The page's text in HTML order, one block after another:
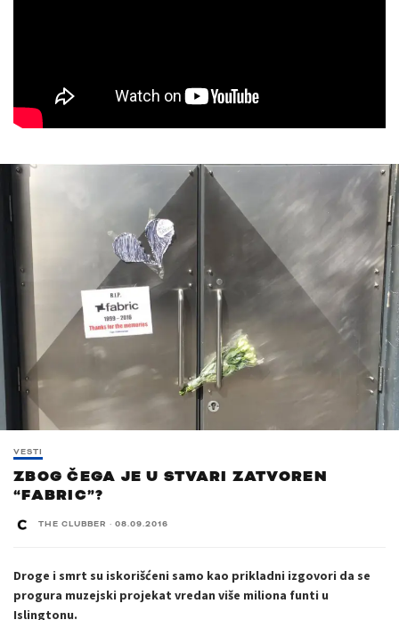
VESTI
ZBOG ČEGA JE U STVARI ZATVOREN
“FABRIC”?
THE CLUBBER · 08.09.2016
Droge i smrt su iskorišćeni samo kao prikladni izgovori da se
progura muzejski projekat vredan više miliona funti u
Islingtonu.